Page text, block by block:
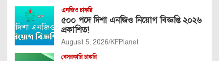
এনজিও চাকরি
৫০০ পদে দিশা এনজিও নিয়োগ বিজ্ঞপ্তি ২০২৬
প্রকাশিত!
August 5, 2026 KFPlanet
বেসরকারি চাকরি